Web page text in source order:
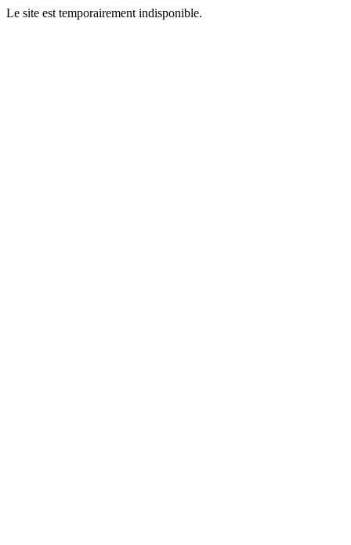
Le site est temporairement indisponible.